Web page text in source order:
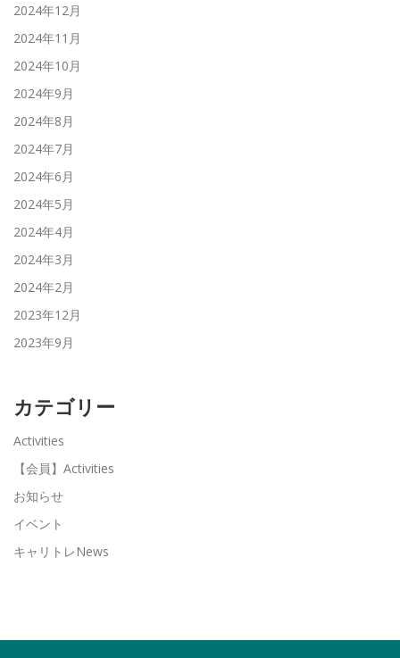
2024年12月
2024年11月
2024年10月
2024年9月
2024年8月
2024年7月
2024年6月
2024年5月
2024年4月
2024年3月
2024年2月
2023年12月
2023年9月
カテゴリー
Activities
【会員】Activities
お知らせ
イベント
キャリトレNews